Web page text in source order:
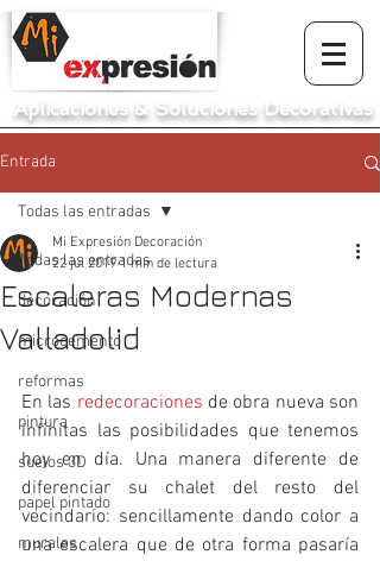
Aplicaciones & Soluciones Decorativas
Entrada
Todas las entradas
decoración
microcemento
reformas
pintura
suelos 3D
papel pintado
murales
Todas las entradas
Escaleras Modernas
Valladolid
Mi Expresión Decoración
22 jul 2019 1 min de lectura
En las redecoraciones de obra nueva son
infinitas las posibilidades que tenemos
hoy en día. Una manera diferente de
diferenciar su chalet del resto del
vecindario: sencillamente dando color a
una escalera que de otra forma pasaría